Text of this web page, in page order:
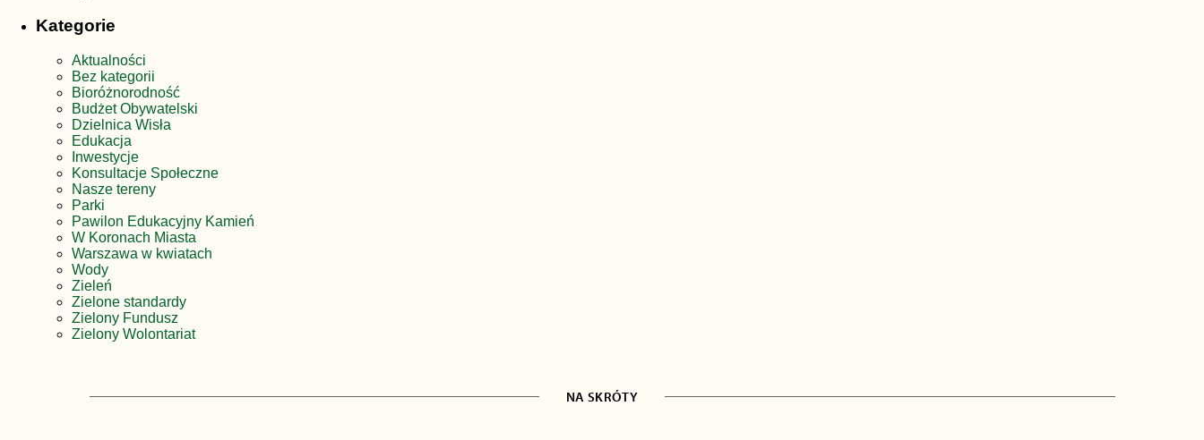
Kategorie
Aktualności
Bez kategorii
Bioróżnorodność
Budżet Obywatelski
Dzielnica Wisła
Edukacja
Inwestycje
Konsultacje Społeczne
Nasze tereny
Parki
Pawilon Edukacyjny Kamień
W Koronach Miasta
Warszawa w kwiatach
Wody
Zieleń
Zielone standardy
Zielony Fundusz
Zielony Wolontariat
NA SKRÓTY